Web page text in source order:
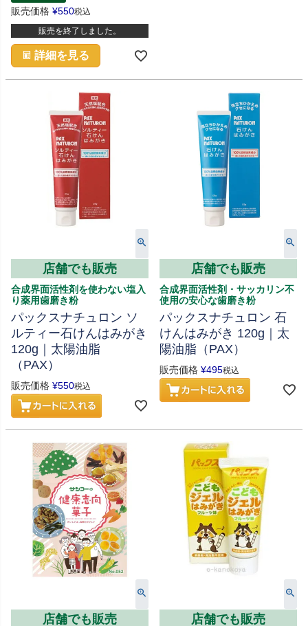
販売価格 ¥550税込
販売を終了しました。
詳細を見る
店舗でも販売
合成界面活性剤を使わない塩入
り薬用歯磨き粉
パックスナチュロン ソ
ルティー石けんはみがき
120g｜太陽油脂
（PAX）
販売価格 ¥550税込
店舗でも販売
合成界面活性剤・サッカリン不
使用の安心な歯磨き粉
パックスナチュロン 石
けんはみがき 120g｜太
陽油脂（PAX）
販売価格 ¥495税込
店舗でも販売 店舗でも販売